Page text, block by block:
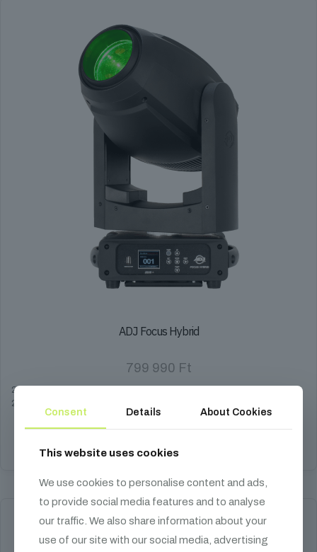
ADJ Focus Hybrid
799 990 Ft
200W, 6 oldalas lineáris, 8 oldalas körprizma, CTO 3200K, zoom 2-
24°
Consent Details About Cookies
This website uses cookies
We use cookies to personalise content and ads,
to provide social media features and to analyse
our traffic. We also share information about your
use of our site with our social media, advertising